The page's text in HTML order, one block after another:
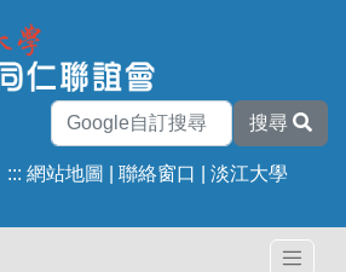
搜尋
::: 網站地圖 聯絡窗口 淡江大學